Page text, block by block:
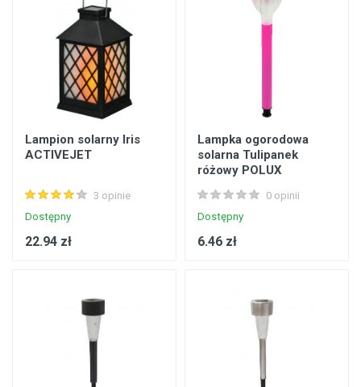
Lampion solarny Iris
ACTIVEJET
3 opinie
Dostępny
22.94 zł
Lampka ogorodowa
solarna Tulipanek
różowy POLUX
0 opinii
Dostępny
6.46 zł